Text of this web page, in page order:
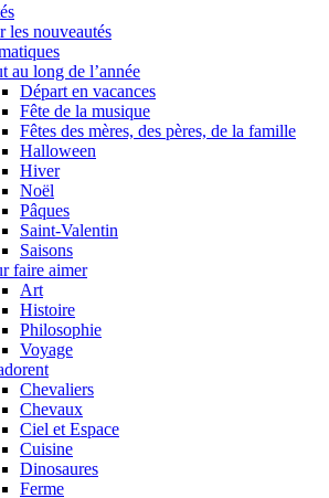
les nouveautés
au long de l’année
Départ en vacances
Fête de la musique
Fêtes des mères, des pères, de la famille
Halloween
Hiver
Noël
Pâques
Saint-Valentin
Saisons
faire aimer
Art
Histoire
Philosophie
Voyage
Chevaliers
Chevaux
Ciel et Espace
Cuisine
Dinosaures
Ferme